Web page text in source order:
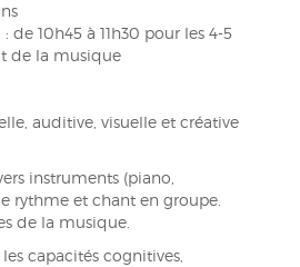
de 10h45 à 11h30 pour les 4-5
de la musique
auditive, visuelle et créative
instruments (piano,
rythme et chant en groupe.
de la musique.
capacités cognitives,